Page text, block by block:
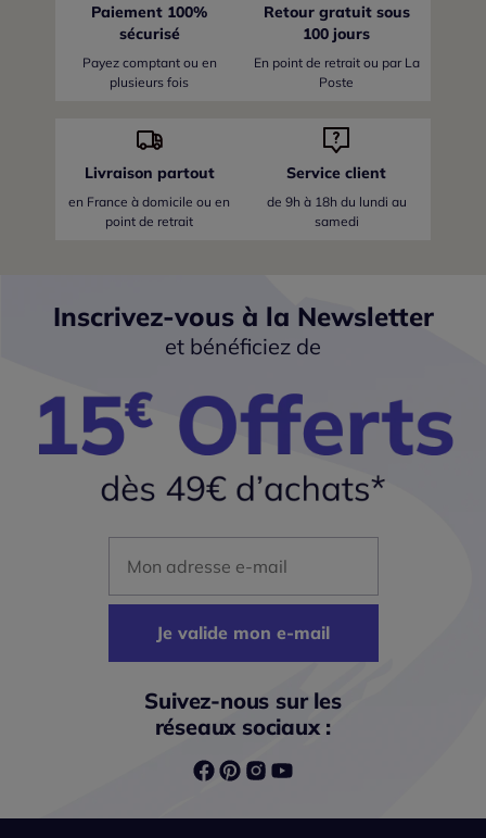
Paiement 100%
sécurisé
Payez comptant ou en
plusieurs fois
Retour gratuit sous
100 jours
En point de retrait ou par La
Poste
Livraison partout
en France à domicile ou en
point de retrait
Service client
de 9h à 18h du lundi au
samedi
Inscrivez-vous à la Newsletter
et bénéficiez de
Je valide mon e-mail
Suivez-nous sur les
réseaux sociaux :